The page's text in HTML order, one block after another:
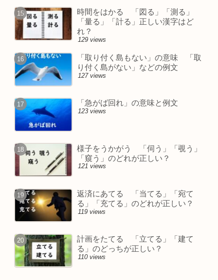
時間をはかる 「図る」「測る」
「量る」「計る」正しい漢字はど
れ？
129 views
「取り付く島もない」の意味 「取
り付く島がない」などの例文
127 views
「急がば回れ」の意味と例文
123 views
様子をうかがう 「伺う」「覗う」
「窺う」のどれが正しい？
121 views
返済にあてる 「当てる」「宛て
る」「充てる」のどれが正しい？
119 views
計画をたてる 「立てる」「建て
る」のどっちが正しい？
110 views